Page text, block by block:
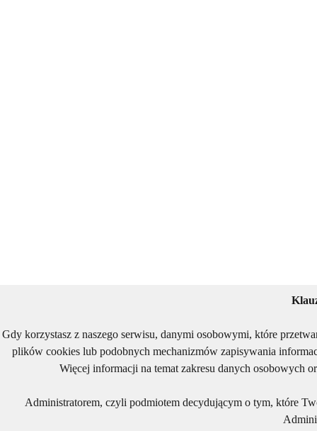
Gdy korzystasz z naszego serwisu, danymi osobowymi, które
plików cookies lub podobnych mechanizmów zapisywania
Więcej informacji na temat zakresu danych osobowych
Administratorem, czyli podmiotem decydującym o tym, które